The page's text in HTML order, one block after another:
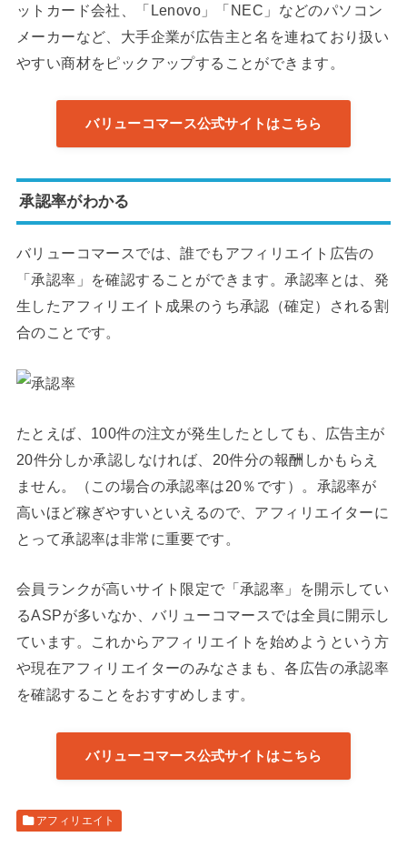
ットカード会社、「Lenovo」「NEC」などのパソコン
メーカーなど、大手企業が広告主と名を連ねており扱い
やすい商材をピックアップすることができます。
バリューコマース公式サイトはこちら
承認率がわかる
バリューコマースでは、誰でもアフィリエイト広告の
「承認率」を確認することができます。承認率とは、発
生したアフィリエイト成果のうち承認（確定）される割
合のことです。
たとえば、100件の注文が発生したとしても、広告主が
20件分しか承認しなければ、20件分の報酬しかもらえ
ません。（この場合の承認率は20％です）。承認率が
高いほど稼ぎやすいといえるので、アフィリエイターに
とって承認率は非常に重要です。
会員ランクが高いサイト限定で「承認率」を開示してい
るASPが多いなか、バリューコマースでは全員に開示し
ています。これからアフィリエイトを始めようという方
や現在アフィリエイターのみなさまも、各広告の承認率
を確認することをおすすめします。
バリューコマース公式サイトはこちら
アフィリエイト